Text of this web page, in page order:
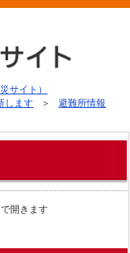
サイト）
します
避難所情報
開きます